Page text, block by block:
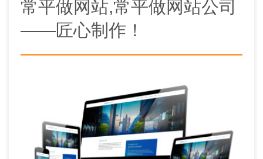
常平做网站,常平做网站公司
——匠心制作！